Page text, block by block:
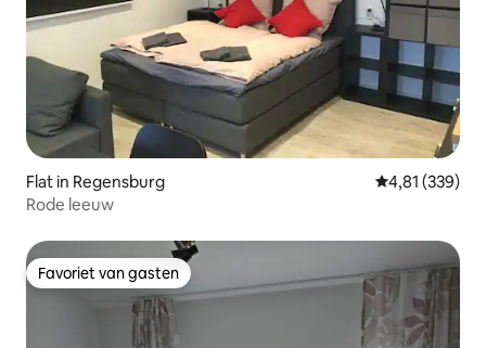
Flat in Regensburg Gemiddelde
4,81 (339)
Rode leeuw
Favoriet van gasten
Favoriet van gasten